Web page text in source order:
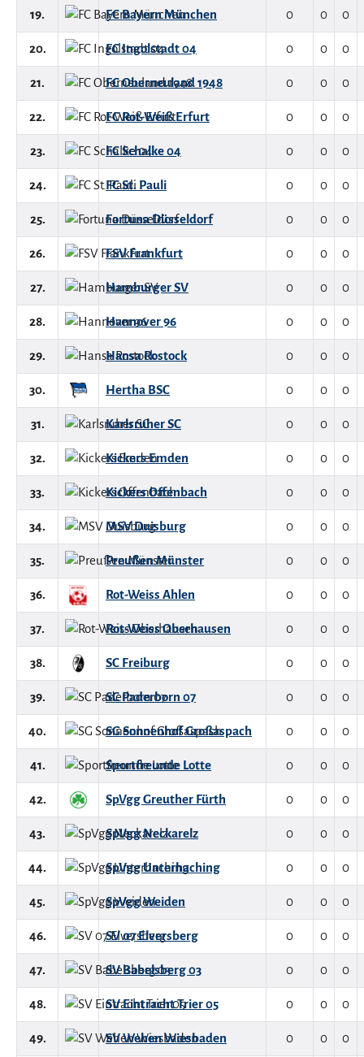
19. FC Bayern München 0 0 0
20. FC Ingolstadt 04 0 0 0
21. FC Oberneuland 1948 0 0 0
22. FC Rot-Weiß Erfurt 0 0 0
23. FC Schalke 04 0 0 0
24. FC St. Pauli 0 0 0
25. Fortuna Düsseldorf 0 0 0
26. FSV Frankfurt 0 0 0
27. Hamburger SV 0 0 0
28. Hannover 96 0 0 0
29. Hansa Rostock 0 0 0
30. Hertha BSC 0 0 0
31. Karlsruher SC 0 0 0
32. Kickers Emden 0 0 0
33. Kickers Offenbach 0 0 0
34. MSV Duisburg 0 0 0
35. Preußen Münster 0 0 0
36. Rot-Weiss Ahlen 0 0 0
37. Rot-Weiss Oberhausen 0 0 0
38. SC Freiburg 0 0 0
39. SC Paderborn 07 0 0 0
40. SG Sonnenhof Großaspach 0 0 0
41. Sportfreunde Lotte 0 0 0
42. SpVgg Greuther Fürth 0 0 0
43. SpVgg Neckarelz 0 0 0
44. SpVgg Unterhaching 0 0 0
45. SpVgg Weiden 0 0 0
46. SV 07 Elversberg 0 0 0
47. SV Babelsberg 03 0 0 0
48. SV Eintracht Trier 05 0 0 0
49. SV Wehen Wiesbaden 0 0 0